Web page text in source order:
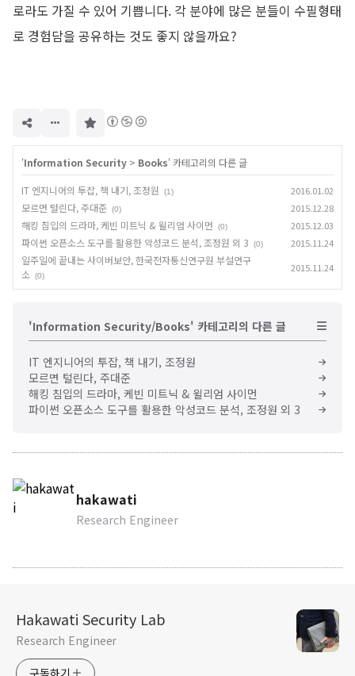
로라도 가질 수 있어 기쁩니다. 각 분야에 많은 분들이 수필형태
로 경험담을 공유하는 것도 좋지 않을까요?
'Information Security > Books' 카테고리의 다른 글
IT 엔지니어의 투잡, 책 내기, 조정원 (1) 2016.01.02
모르면 털린다, 주대준 (0) 2015.12.28
해킹 침입의 드라마, 케빈 미트닉 & 윌리엄 사이먼 (0) 2015.12.03
파이썬 오픈소스 도구를 활용한 악성코드 분석, 조정원 외 3 (0) 2015.11.24
일주일에 끝내는 사이버보안, 한국전자통신연구원 부설연구
소 (0)
2015.11.24
'Information Security/Books' 카테고리의 다른 글
IT 엔지니어의 투잡, 책 내기, 조정원
모르면 털린다, 주대준
해킹 침입의 드라마, 케빈 미트닉 & 윌리엄 사이먼
파이썬 오픈소스 도구를 활용한 악성코드 분석, 조정원 외 3
hakawati
Research Engineer
Hakawati Security Lab
Research Engineer
구독하기